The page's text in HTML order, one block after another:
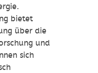
bietet
über die
und
sich